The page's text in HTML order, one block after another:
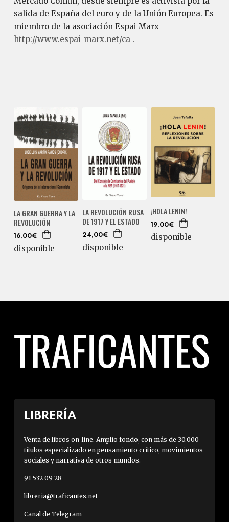
salida de España del euro y de la Unión Europea. Es
miembro de la asociación Espai Marx
http://www.espai-marx.net/ca.
LA GRAN GUERRA Y LA
REVOLUCIÓN
16,00€
disponible
LA REVOLUCIÓN RUSA
DE 1917 Y EL ESTADO
24,00€
disponible
¡HOLA LENIN!
19,00€
disponible
LIBRERÍA
Venta de libros on-line. Amplio fondo, con más de 30.000
títulos especializado en pensamiento crítico, movimientos
sociales y narrativa de otros mundos.
91 532 09 28
libreria@traficantes.net
Canal de Telegram